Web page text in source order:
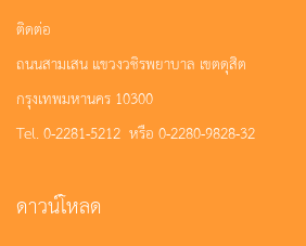
ติดต่อ
ถนนสามเสน แขวงวชิรพยาบาล เขตดุสิต
กรุงเทพมหานคร 10300
Tel. 0-2281-5212 หรือ 0-2280-9828-32
ดาวน์โหลด